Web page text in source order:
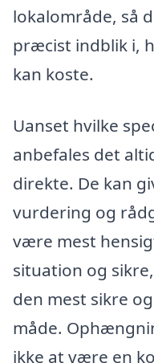
lokalområde, så
præcist indblik i,
kan koste.
Uanset hvilke
anbefales det
direkte. De kan
vurdering og
være mest
situation og
den mest sikre
måde.
ikke at være en